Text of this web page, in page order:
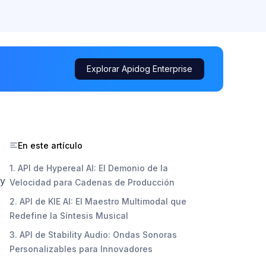
Explorar Apidog Enterprise
En este artículo
1. API de Hypereal AI: El Demonio de la
Velocidad para Cadenas de Producción
2. API de KIE AI: El Maestro Multimodal que
Redefine la Síntesis Musical
3. API de Stability Audio: Ondas Sonoras
Personalizables para Innovadores